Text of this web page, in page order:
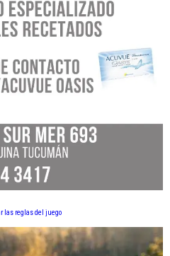
las reglas del juego